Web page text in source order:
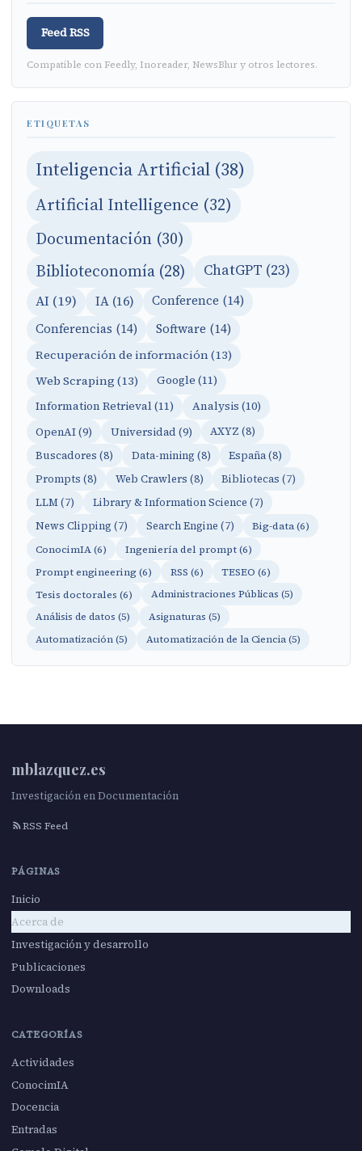
Feed RSS
Compatible con Feedly, Inoreader, NewsBlur y otros lectores.
ETIQUETAS
Inteligencia Artificial (38)
Artificial Intelligence (32)
Documentación (30)
Biblioteconomía (28) ChatGPT (23)
AI (19) IA (16)
Conference (14)
Conferencias (14)
Software (14)
Recuperación de información (13)
Web Scraping (13)
Google (11)
Information Retrieval (11)
Analysis (10)
OpenAI (9) Universidad (9)
AXYZ (8)
Buscadores (8)
Data-mining (8)
España (8)
Prompts (8)
Web Crawlers (8)
Bibliotecas (7)
LLM (7)
Library & Information Science (7)
News Clipping (7)
Search Engine (7)
Big-data (6)
ConocimIA (6)
Ingeniería del prompt (6)
Prompt engineering (6)
RSS (6)
TESEO (6)
Tesis doctorales (6)
Administraciones Públicas (5)
Análisis de datos (5)
Asignaturas (5)
Automatización (5)
Automatización de la Ciencia (5)
mblazquez.es
Investigación en Documentación
RSS Feed
PÁGINAS
Inicio
Acerca de
Investigación y desarrollo
Publicaciones
Downloads
CATEGORÍAS
Actividades
ConocimIA
Docencia
Entradas